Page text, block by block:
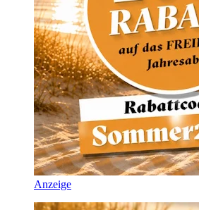
Anzeige